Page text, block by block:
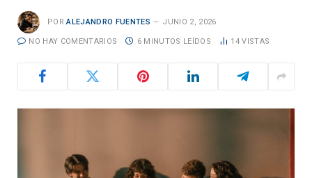
POR ALEJANDRO FUENTES JUNIO 2, 2026
NO HAY COMENTARIOS 6 MINUTOS LEÍDOS 14VISTAS